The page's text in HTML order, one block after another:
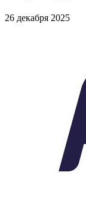
26 декабря 2025